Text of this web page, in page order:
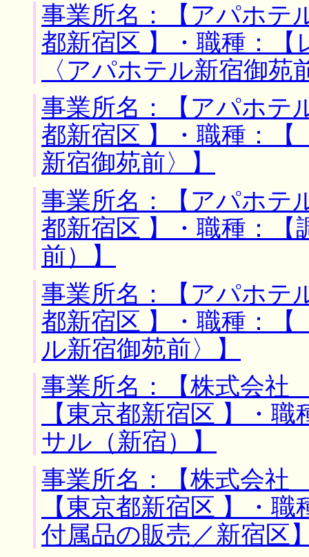
事業所名：【アパホ
都新宿区 】・職種：
〈アパホテル新宿御苑
事業所名：【アパホ
都新宿区 】・職種：
新宿御苑前〉】
事業所名：【アパホ
都新宿区 】・職種：
前）】
事業所名：【アパホ
都新宿区 】・職種：【
ル新宿御苑前〉】
事業所名：【株式会
【東京都新宿区 】・
サル（新宿）】
事業所名：【株式会
【東京都新宿区 】・
付属品の販売／新宿区